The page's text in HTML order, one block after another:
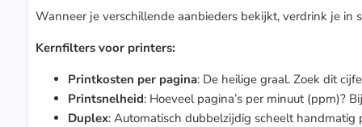
Wanneer je verschillende aanbieders bekijkt, verdrink je in
Kernfilters voor printers:
Printkosten per pagina: De heilige graal. Zoek dit
Printsnelheid: Hoeveel pagina’s per minuut (ppm)?
Duplex: Automatisch dubbelzijdig scheelt